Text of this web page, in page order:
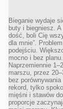
Bieganie wydaje
buty i biegniesz.
dość, boli Cię
dla mnie”.
podejściu.
mocno i bez
Naprzemiennie
marszu, przez
bez
rekord, tylko
mięśni i stawów
proporcje